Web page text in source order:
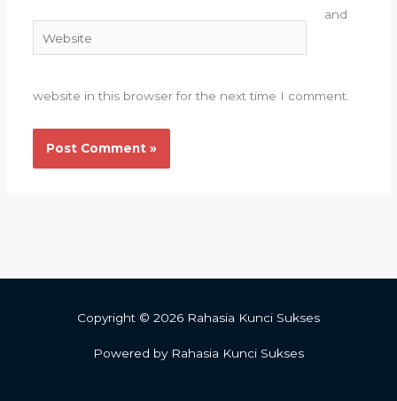
Website
and
website in this browser for the next time I comment.
Copyright © 2026 Rahasia Kunci Sukses
Powered by Rahasia Kunci Sukses